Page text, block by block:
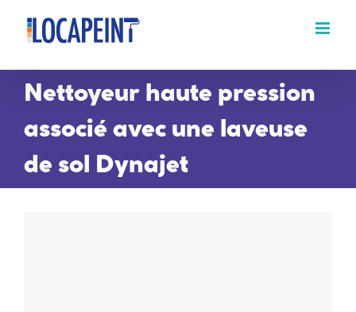
Passer
contenu
Nettoyeur haute pression
associé avec une laveuse
de sol Dynajet